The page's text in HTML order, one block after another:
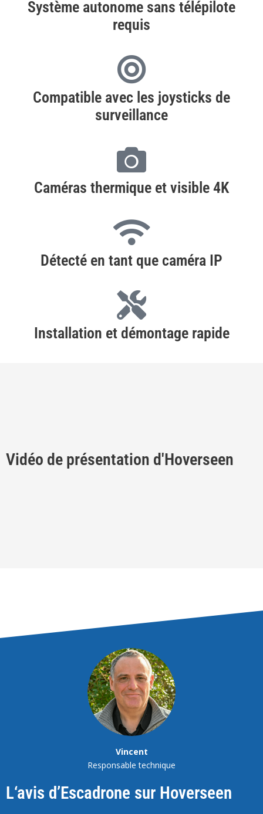
Système autonome sans télépilote
requis
Compatible avec les joysticks de
surveillance
Caméras thermique et visible 4K
Détecté en tant que caméra IP
Installation et démontage rapide
Vidéo de présentation d'Hoverseen
Vincent
Responsable technique
L‘avis d’Escadrone sur Hoverseen